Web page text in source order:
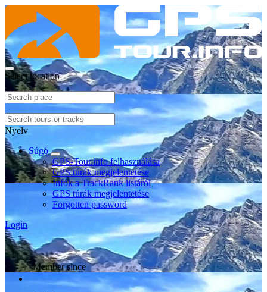
Select location
Nyelv
Súgó
GPS-Tour.info felhasználása
GPS túrák megjelentetése
Infók a TrackRank listáról
GPS túrák megjelentetése
Forgotten password
Login
Member since